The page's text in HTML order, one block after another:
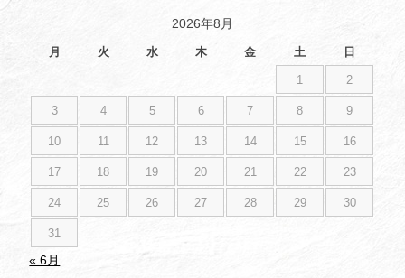
2026年8月
月 火 水 木 金 土 日
1 2
3 4 5 6 7 8 9
10 11 12 13 14 15 16
17 18 19 20 21 22 23
24 25 26 27 28 29 30
31
« 6月